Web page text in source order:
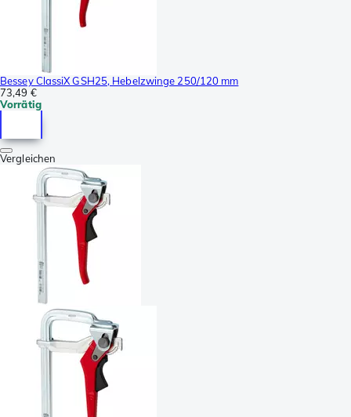
Bessey ClassiX GSH25, Hebelzwinge 250/120 mm
73,49 €
Vorrätig
Vergleichen